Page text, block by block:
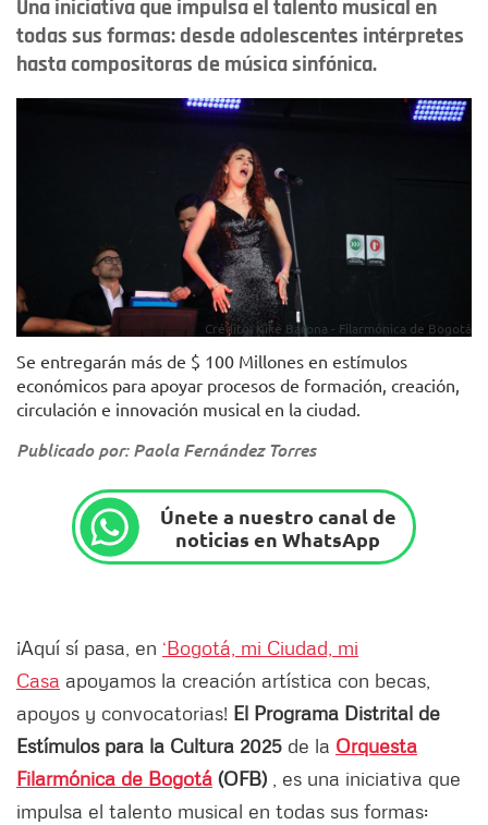
Una iniciativa que impulsa el talento musical en
todas sus formas: desde adolescentes intérpretes
hasta compositoras de música sinfónica.
Crédito: Kike Barona - Filarmónica de Bogotá
Se entregarán más de $ 100 Millones en estímulos
económicos para apoyar procesos de formación, creación,
circulación e innovación musical en la ciudad.
Publicado por: Paola Fernández Torres
Únete a nuestro canal de
noticias en WhatsApp
¡Aquí sí pasa, en ‘Bogotá, mi Ciudad, mi
Casa apoyamos la creación artística con becas,
apoyos y convocatorias! El Programa Distrital de
Estímulos para la Cultura 2025 de la Orquesta
Filarmónica de Bogotá (OFB) , es una iniciativa que
impulsa el talento musical en todas sus formas: